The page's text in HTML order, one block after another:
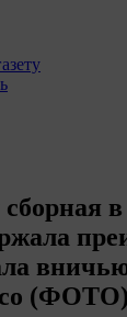
сборная